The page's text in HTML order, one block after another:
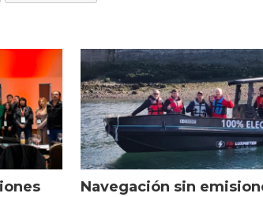
Navegación sin